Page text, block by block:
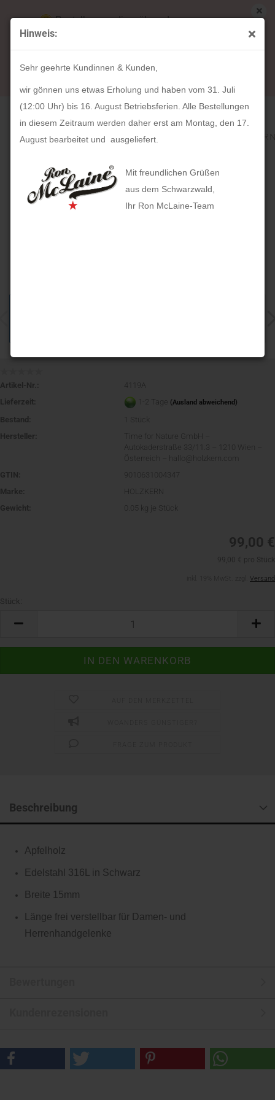
Hinweis:
Sehr geehrte Kundinnen & Kunden,
wir gönnen uns etwas Erholung und haben vom 31. Juli
(12:00 Uhr) bis 16. August Betriebsferien. Alle Bestellungen
in diesem Zeitraum werden daher erst am Montag, den 17.
August bearbeitet und ausgeliefert.
Mit freundlichen Grüßen
aus dem Schwarzwald,
Ihr Ron McLaine-Team
Bestellungen die während unserer
Betriebsferien (31. Juli ab 12:00 Uhr bis 16.
August) aufgegeben werden, werden ab Montag,
17. August bearbeitet und versendet.
« Erster « zurück weiter »
Letzter »
Artikel in dieser Kategorie
HOLZKERN Acapella (Apfelholz / Schwarz
Artikel-Nr.:
4119A
Lieferzeit:
1-2 Tage (Ausland abweichend)
Bestand:
Stück
Hersteller:
Time for Nature GmbH –
Autokaderstraße 33/11.3 – 1210 Wien –
Österreich – hallo@holzkern.com
GTIN:
9010631004347
Marke:
HOLZKERN
Gewicht:
kg je Stück
99,00 €
Versand
Stück:
Beschreibung
Apfelholz
Edelstahl 316L in Schwarz
Breite 15mm
Länge frei verstellbar für Damen- und
Herrenhandgelenke